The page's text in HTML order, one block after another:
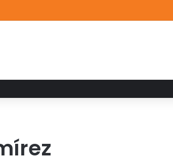
el cierre del Curso de Verano de Escuelas Aztecas